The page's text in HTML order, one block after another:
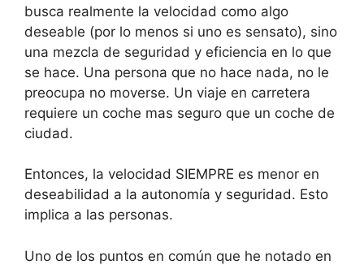
busca realmente la velocidad como algo
deseable (por lo menos si uno es sensato), sino
una mezcla de seguridad y eficiencia en lo que
se hace. Una persona que no hace nada, no le
preocupa no moverse. Un viaje en carretera
requiere un coche mas seguro que un coche de
ciudad.
Entonces, la velocidad SIEMPRE es menor en
deseabilidad a la autonomía y seguridad. Esto
implica a las personas.
Uno de los puntos en común que he notado en